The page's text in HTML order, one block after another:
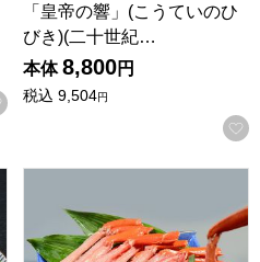
お気に入りに登録する
「皇帝の響」(こうていのひ
びき)(二十世紀…
本体 8,800円
税込 9,504円